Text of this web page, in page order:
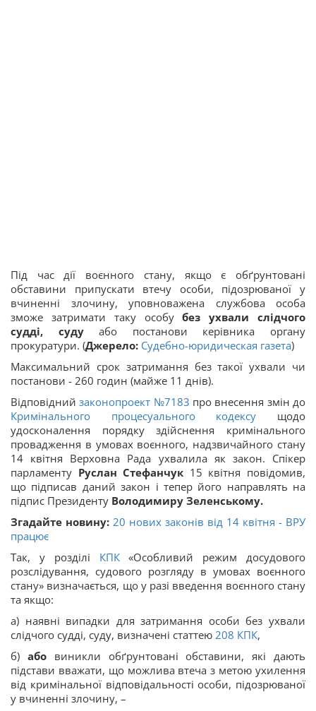
Під час дії воєнного стану, якщо є обґрунтовані
обставини припускати втечу особи, підозрюваної у
вчиненні злочину, уповноважена службова особа
зможе затримати таку особубез
ухвали слідчого
судді, судуабо постанови керівника органу
прокуратури. (Джерело: Судебно-юридическая газета)
Максимальний срок затримання без такої ухвали чи
постанови - 260 годин (майже 11 днів).
Відповіднийзаконопроект №7183 про внесення змін до
Кримінального процесуального кодексу щодо
удосконалення порядку здійснення кримінального
провадження в умовах воєнного, надзвичайного стану
14 квітня Верховна Рада ухвалила як закон. Спікер
парламенту Руслан Стефанчук 15 квітня повідомив,
що підписав даний закон і тепер його направлять на
підпис Президенту Володимиру Зеленському.
Згадайте новину: 20 нових законів від 14 квітня - ВРУ
працює
Так, у розділі КПК«Особливий режим досудового
розслідування, судового розгляду в умовах воєнного
стану» визначається, що у разі введення воєнного стану
та якщо:
а) наявні випадки для затримання особи без ухвали
слідчого судді, суду, визначені статтею 208 КПК,
б) абовиникли обґрунтовані обставини, які дають
підстави вважати, що можлива втеча з метою ухилення
від кримінальної відповідальності особи, підозрюваної
у вчиненні злочину, –